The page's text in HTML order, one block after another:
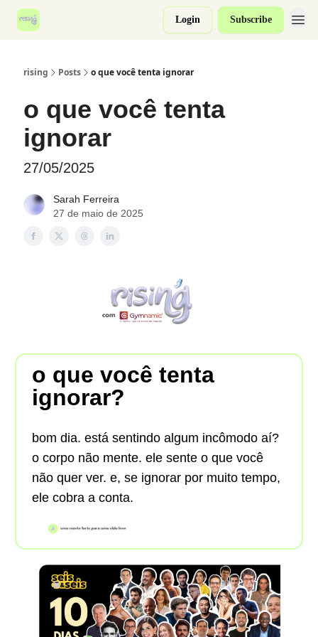
Login Subscribe
rising Posts o que você tenta ignorar
o que você tenta
ignorar
27/05/2025
Sarah Ferreira
27 de maio de 2025
o que você tenta
ignorar?
bom dia. está sentindo algum incômodo aí?
o corpo não mente. ele sente o que você
não quer ver. e, se ignorar por muito tempo,
ele cobra a conta.